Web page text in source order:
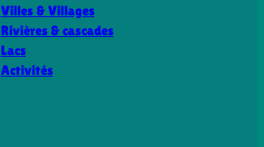
Villes & Villages
Rivières & cascades
Lacs
Activités